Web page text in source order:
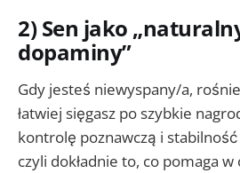
2) Sen jako
dopaminy”
Gdy jesteś niewyspany/a,
łatwiej sięgasz po szybkie
kontrolę poznawczą i
czyli dokładnie to, co pomaga